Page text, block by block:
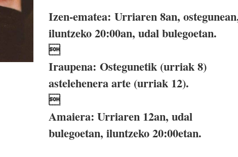
Izen-ematea: Urriaren 8an,
iluntzeko 20:00an, udal bulegoetan.

Iraupena: Ostegunetik (urriak 8)
astelehenera arte (urriak 12).

Amaiera: Urriaren 12an, udal
bulegoetan, iluntzeko 20:00etan.